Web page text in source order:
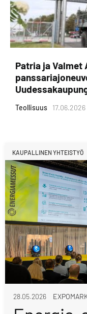
Patria ja
Teollisuus 17.06.2026
KAUPALLINEN YHTEISTYÖ
28.05.2026